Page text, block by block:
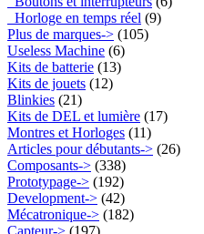
Horloge en temps réel (9)
Plus de marques-> (105)
Useless Machine (6)
Kits de batterie (13)
Kits de jouets (12)
Blinkies (21)
Kits de DEL et lumière (17)
Montres et Horloges (11)
Articles pour débutants-> (26)
Composants-> (338)
Prototypage-> (192)
Development-> (42)
Mécatronique-> (182)
Capteur-> (197)